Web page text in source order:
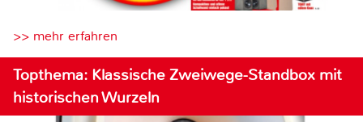
>> mehr erfahren
Topthema: Klassische Zweiwege-Standbox mit
historischen Wurzeln